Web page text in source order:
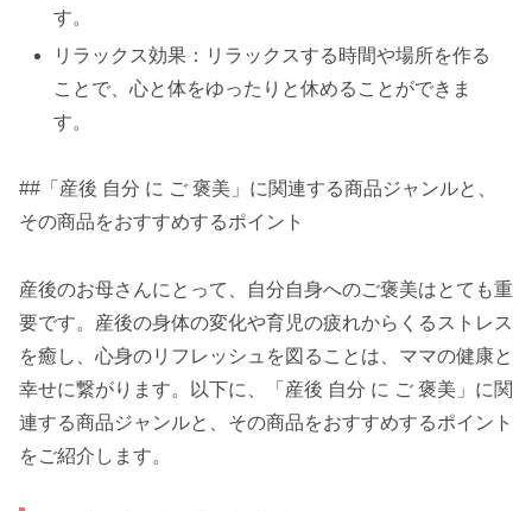
す。
リラックス効果：リラックスする時間や場所を作る
ことで、心と体をゆったりと休めることができま
す。
##「産後 自分 に ご 褒美」に関連する商品ジャンルと、
その商品をおすすめするポイント
産後のお母さんにとって、自分自身へのご褒美はとても重
要です。産後の身体の変化や育児の疲れからくるストレス
を癒し、心身のリフレッシュを図ることは、ママの健康と
幸せに繋がります。以下に、「産後 自分 に ご 褒美」に関
連する商品ジャンルと、その商品をおすすめするポイント
をご紹介します。